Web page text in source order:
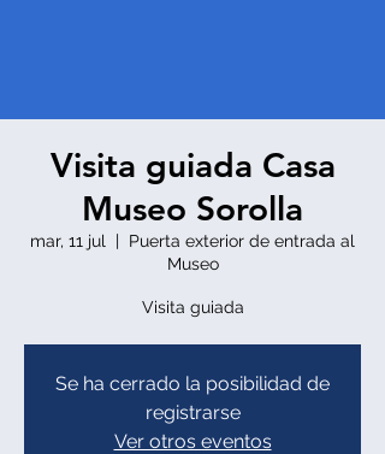
Visita guiada Casa
Museo Sorolla
mar, 11 jul
  |
Puerta exterior de entrada al
Museo
Visita guiada
Se ha cerrado la posibilidad de
registrarse
Ver otros eventos